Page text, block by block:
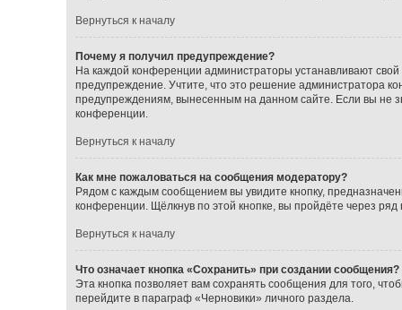
Вернуться к началу
Почему я получил предупреждение?
На каждой конференции администраторы устанавливают
предупреждение. Учтите, что это решение администратора
предупреждениям, вынесенным на данном сайте. Если вы не
конференции.
Вернуться к началу
Как мне пожаловаться на сообщения модератору?
Рядом с каждым сообщением вы увидите кнопку,
конференции. Щёлкнув по этой кнопке, вы пройдёте через
Вернуться к началу
Что означает кнопка «Сохранить» при создании сообщения?
Эта кнопка позволяет вам сохранять сообщения для того,
перейдите в параграф «Черновики» личного раздела.